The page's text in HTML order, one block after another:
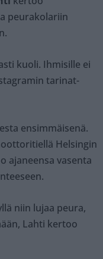
peurakolariin
kuoli. Ihmisille ei
tarinat-
ensimmäisenä.
Helsingin
ajaneensa vasenta
niin lujaa peura,
Lahti kertoo